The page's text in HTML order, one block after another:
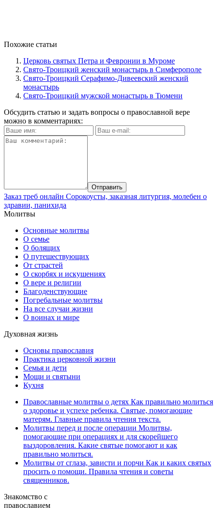
Похожие статьи
Церковь святых Петра и Февронии в Муроме
Свято-Троицкий женский монастырь в Симферополе
Свято-Троицкий Серафимо-Дивеевский женский
монастырь
Свято-Троицкий мужской монастырь в Тюмени
Обсудить статью и задать вопросы о православной вере
можно в комментариях:
Заказ треб онлайн Сорокоусты, заказная литургия, молебен о
здравии, панихида
Молитвы
Основные молитвы
О семье
О болящих
О путешествующих
От страстей
О скорбях и искушениях
О вере и религии
Благоденствующие
Погребальные молитвы
На все случаи жизни
О воинах и мире
Духовная жизнь
Основы православия
Практика церковной жизни
Семья и дети
Мощи и святыни
Кухня
Православные молитвы о детях Как правильно молиться
о здоровье и успехе ребенка. Святые, помогающие
матерям. Главные правила чтения текста.
Молитвы перед и после операции Молитвы,
помогающие при операциях и для скорейшего
выздоровления. Какие святые помогают и как
правильно молиться.
Молитвы от сглаза, зависти и порчи Как и каких святых
просить о помощи. Правила чтения и советы
священников.
Знакомство с
православием